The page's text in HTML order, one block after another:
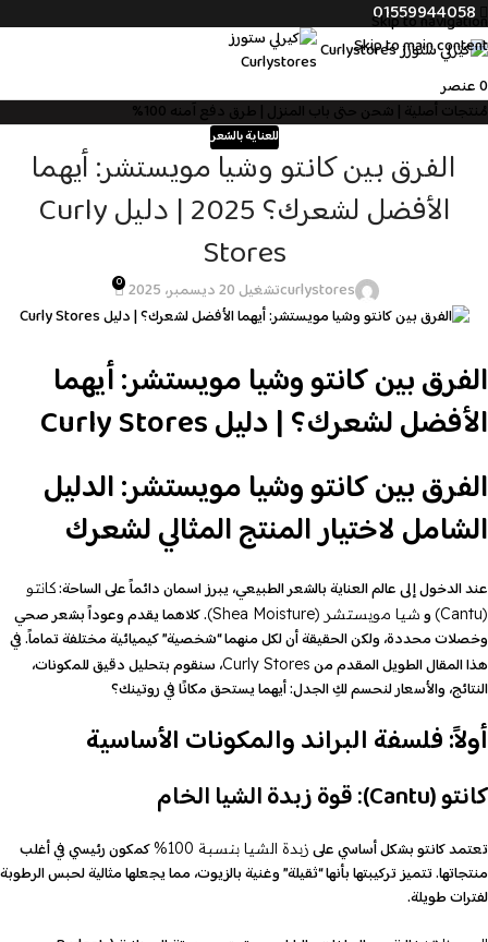
Skip to navigation
Skip to main content
01559944058
0عنصر
مُنتجات أصلية | شحن حتى باب المنزل | طرق دفع آمنه 100%
للعناية بالشعر
الفرق بين كانتو وشيا مويستشر: أيهما
الأفضل لشعرك؟ 2025 | دليل Curly
Stores
curlystoresتشغيل 20 ديسمبر، 2025 0
الفرق بين كانتو وشيا مويستشر: أيهما
الأفضل لشعرك؟ | دليل Curly Stores
الفرق بين كانتو وشيا مويستشر: الدليل
الشامل لاختيار المنتج المثالي لشعرك
عند الدخول إلى عالم العناية بالشعر الطبيعي، يبرز اسمان دائماً على الساحة:كانتو
(Cantu)
و شيا مويستشر (Shea Moisture)
. كلاهما يقدم وعوداً بشعر صحي
وخصلات محددة، ولكن الحقيقة أن لكل منهما “شخصية” كيميائية مختلفة تماماً. في
هذا المقال الطويل المقدم من Curly Stores، سنقوم بتحليل دقيق للمكونات،
النتائج، والأسعار لنحسم لكِ الجدل: أيهما يستحق مكانًا في روتينك؟
أولاً: فلسفة البراند والمكونات الأساسية
كانتو (Cantu): قوة زبدة الشيا الخام
تعتمد كانتو بشكل أساسي على زبدة الشيا بنسبة 100%
كمكون رئيسي في أغلب
منتجاتها. تتميز تركيبتها بأنها “ثقيلة” وغنية بالزيوت، مما يجعلها مثالية لحبس الرطوبة
لفترات طويلة.